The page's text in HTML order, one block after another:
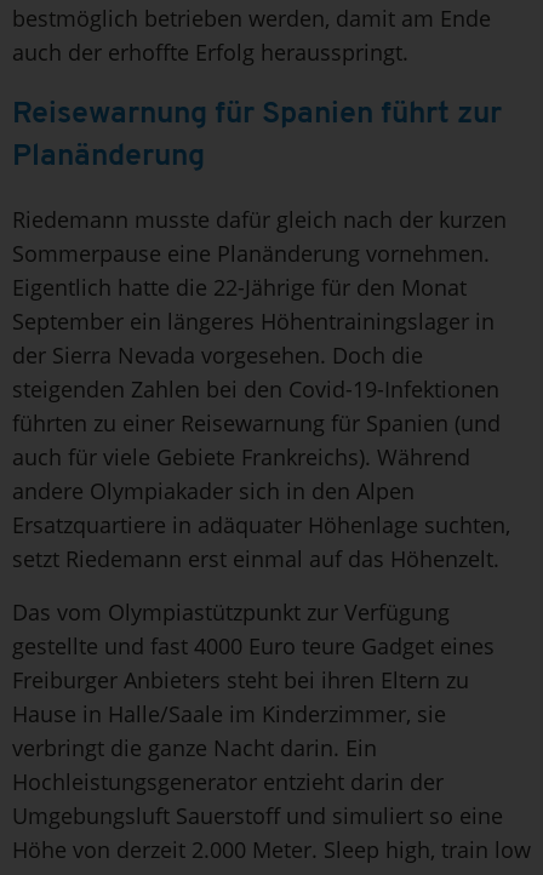
bestmöglich betrieben werden, damit am Ende
auch der erhoffte Erfolg herausspringt.
Reisewarnung für Spanien führt zur
Planänderung
Riedemann musste dafür gleich nach der kurzen
Sommerpause eine Planänderung vornehmen.
Eigentlich hatte die 22-Jährige für den Monat
September ein längeres Höhentrainingslager in
der Sierra Nevada vorgesehen. Doch die
steigenden Zahlen bei den Covid-19-Infektionen
führten zu einer Reisewarnung für Spanien (und
auch für viele Gebiete Frankreichs). Während
andere Olympiakader sich in den Alpen
Ersatzquartiere in adäquater Höhenlage suchten,
setzt Riedemann erst einmal auf das Höhenzelt.
Das vom Olympiastützpunkt zur Verfügung
gestellte und fast 4000 Euro teure Gadget eines
Freiburger Anbieters steht bei ihren Eltern zu
Hause in Halle/Saale im Kinderzimmer, sie
verbringt die ganze Nacht darin. Ein
Hochleistungsgenerator entzieht darin der
Umgebungsluft Sauerstoff und simuliert so eine
Höhe von derzeit 2.000 Meter. Sleep high, train low